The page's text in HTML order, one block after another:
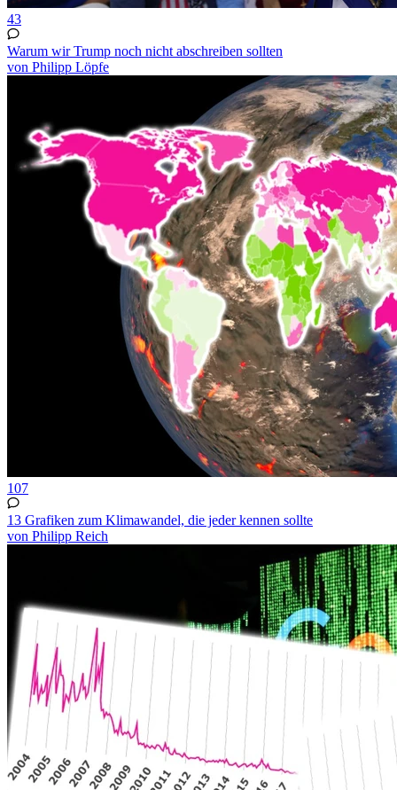
43
Warum wir Trump noch nicht abschreiben sollten
von Philipp Löpfe
107
13 Grafiken zum Klimawandel, die jeder kennen sollte
von Philipp Reich